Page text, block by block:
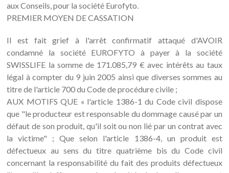
aux Conseils, pour la société Eurofyto.
PREMIER MOYEN DE CASSATION
Il est fait grief à l'arrêt confirmatif attaqué d'AVOIR
condamné la société EUROFYTO à payer à la société
SWISSLIFE la somme de 171.085,79 € avec intérêts au taux
légal à compter du 9 juin 2005 ainsi que diverses sommes au
titre de l'article 700 du Code de procédure civile ;
AUX MOTIFS QUE « l'article 1386-1 du Code civil dispose
que "le producteur est responsable du dommage causé par un
défaut de son produit, qu'il soit ou non lié par un contrat avec
la victime" ; Que selon l'article 1386-4, un produit est
défectueux au sens du titre quatrième bis du Code civil
concernant la responsabilité du fait des produits défectueux